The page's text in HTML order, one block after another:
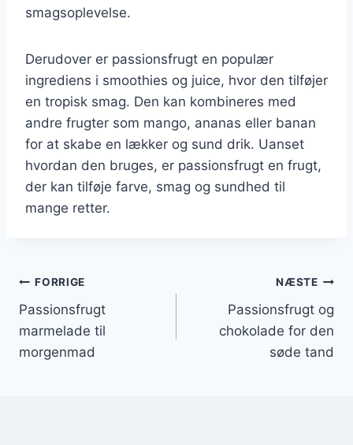
smagsoplevelse.
Derudover er passionsfrugt en populær
ingrediens i smoothies og juice, hvor den tilføjer
en tropisk smag. Den kan kombineres med
andre frugter som mango, ananas eller banan
for at skabe en lækker og sund drik. Uanset
hvordan den bruges, er passionsfrugt en frugt,
der kan tilføje farve, smag og sundhed til
mange retter.
Indlægsnavigation
FORRIGE
Passionsfrugt
marmelade til
morgenmad
NÆSTE
Passionsfrugt og
chokolade for den
søde tand